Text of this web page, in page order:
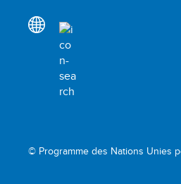
© Programme des Nations Unies